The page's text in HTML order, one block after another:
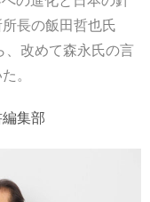
長の飯田哲也氏
、改めて森永氏の言
。
集部